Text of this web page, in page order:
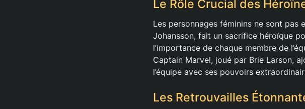
Le Rôle Crucial des
Les personnages féminins ne sont pas
Johansson, fait un sacrifice héroïque
l’importance de chaque membre de
Captain Marvel, joué par Brie Larson,
l’équipe avec ses pouvoirs
Les Retrouvailles